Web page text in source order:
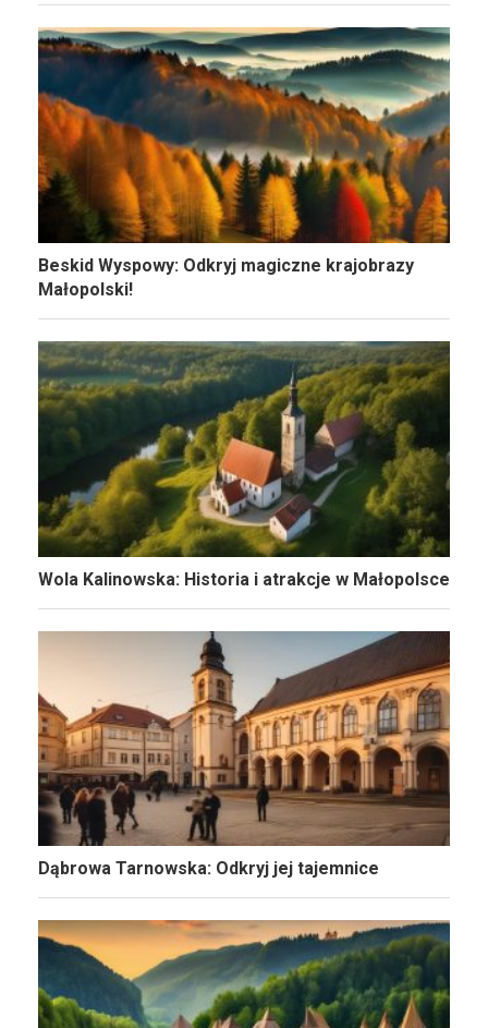
Beskid Wyspowy: Odkryj magiczne krajobrazy
Małopolski!
Wola Kalinowska: Historia i atrakcje w Małopolsce
Dąbrowa Tarnowska: Odkryj jej tajemnice